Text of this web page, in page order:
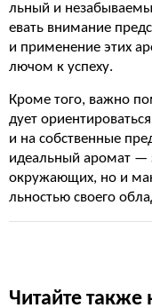
льный и
евать внимание
и применение этих
лючом к успеху.
Кроме того, важно
дует
и на собственные
идеальный аромат —
окружающих, но и
льностью своего
Читайте также